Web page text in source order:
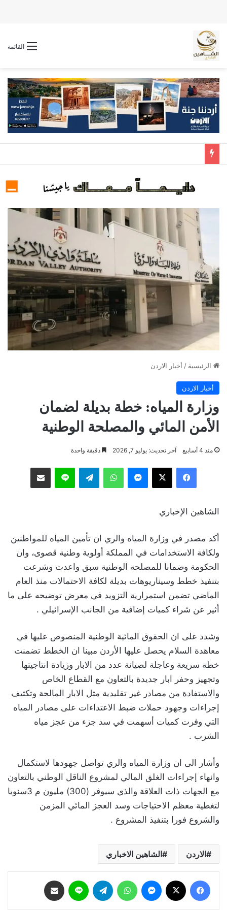
القائمة
الرئيسية / أخبار الاردن
أخبار الاردن
وزارة المياه: خطة بديلة لضمان
الأمن المائي والمصلحة الوطنية
منذ 4 أسابيع آخر تحديث: يوليو 7, 2026 دقيقة واحدة
فيسبوك ‫X ماسنجر واتساب تيلقرام لاين مشاركة عبر البريد
الشاهين الإخباري
أكد مصدر في وزارة المياه والري ان تأمين المياه للمواطنين
ولكافة الاستخدامات في المملكة أولوية وطنية قصوى، وان
الحكومة وضمانا للمصلحة الوطنية سبق واعدت وشرعت
بتنفيذ خطط وسيناريوهات بديلة لكافة الاحتمالات منذ العام
الماضي تضمن استمرارية التزويد في معرض توضيحه على ما
أثير عن شراء كميات إضافية من الجانب الإسرائيلي .
وشدد على ان الحقوق المائية الوطنية المنصوص عليها في
معاهدة السلام يحصل عليها الأردن مبينا ان الخطط تضمنت
خطة سريعة وعاجلة لصيانة عدد من الابار وزيادة انتاجيتها
وتجهيز وحفر ابار جديدة بالتعاون مع القطاع الخاص
والاستفادة من مصادر غير تقليدية مثل الابار المالحة وتكثيف
إجراءات وجهود حملات ضبط الاعتداءات على مصادر المياه
التي وفرت كميات أسهمت في سد جزء من عجز مياه
الشرب .
وأشار الى ان وزارة المياه والري تواصل جهودها لاستكمال
وانهاء إجراءات الغلق المالي لمشروع الناقل الوطني بالتعاون
مع الجهات ذات العلاقة والذي سيوفر (300) مليون م 3سنويا
لتغطية معظم الاحتياجات وسد العجز المائي المزمن
والشروع فورا بتنفيذ المشروع .
الاردن الشاهين الاخباري
فيسبوك ماسنجر واتساب تيلقرام لاين